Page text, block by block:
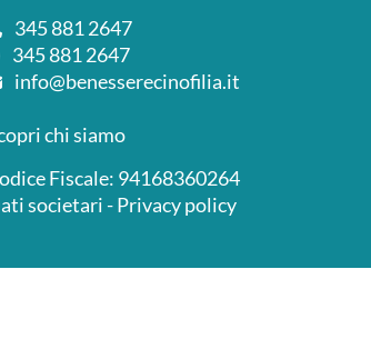
345 881 2647
345 881 2647
info@benesserecinofilia.it
chi siamo
Fiscale: 94168360264
societari -Privacy policy